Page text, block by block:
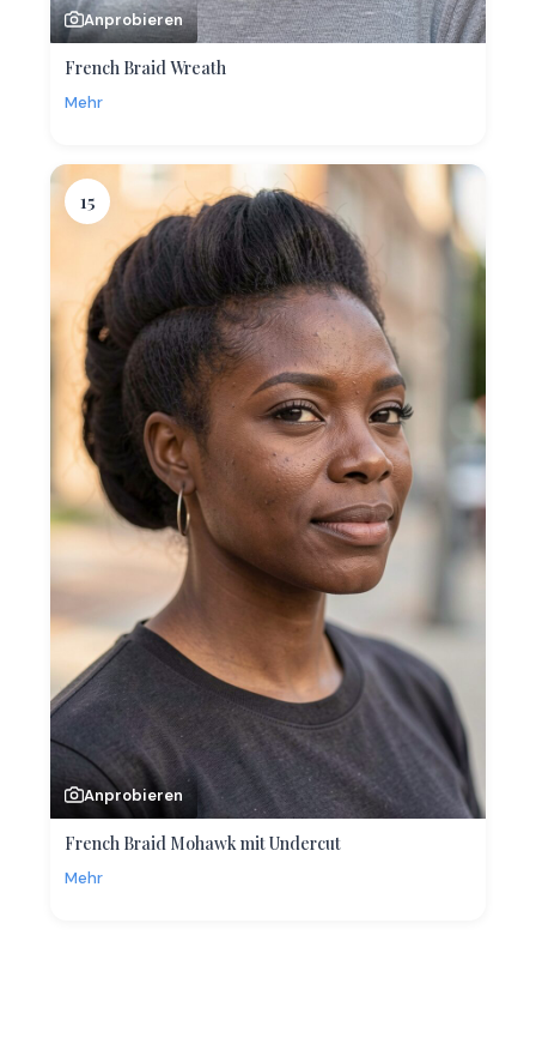
Anprobieren
French Braid Wreath
Mehr
15
Anprobieren
French Braid Mohawk mit Undercut
Mehr